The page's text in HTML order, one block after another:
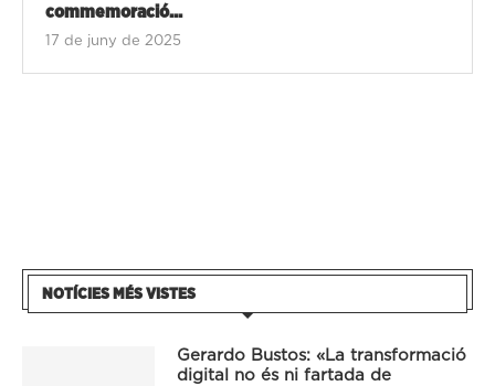
commemoració...
17 de juny de 2025
NOTÍCIES MÉS VISTES
Gerardo Bustos: «La transformació
digital no és ni fartada de